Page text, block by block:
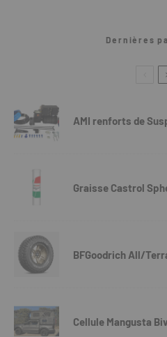
Dernières
AMI renforts de
Graisse Castrol
BFGoodrich All/
Cellule Mangusta